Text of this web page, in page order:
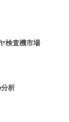
検査機市場
析